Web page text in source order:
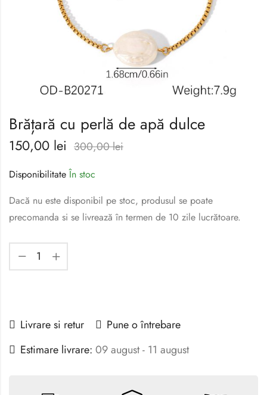
Brățară cu perlă de apă dulce
150,00 lei 300,00lei
DisponibilitateÎn stoc
Dacă nu este disponibil pe stoc, produsul se poate
precomanda si se livrează în termen de 10 zile lucrătoare.
Livrare si retur
Pune o întrebare
Estimare livrare: 09 august - 11 august